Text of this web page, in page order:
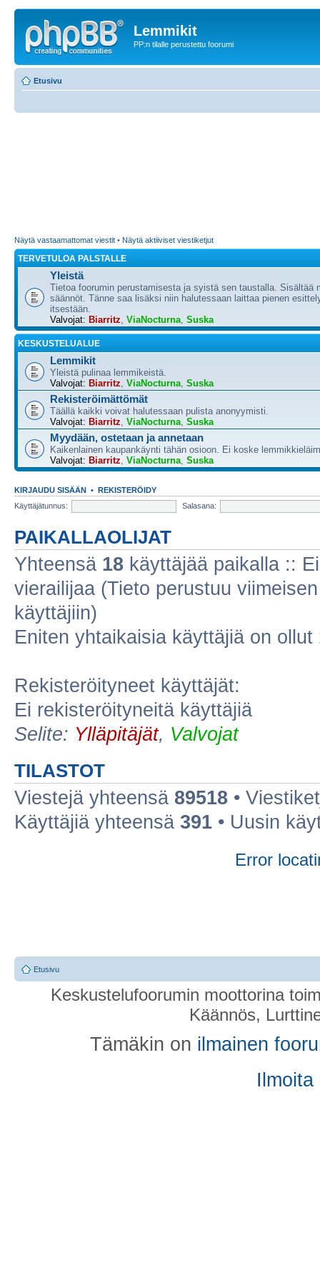
Lemmikit
PP:n tilalle perustettu foorumi
Etusivu
Näytä vastaamattomat viestit • Näytä aktiiviset viestiketjut
TERVETULOA PALSTALLE
Yleistä
Tietoa foorumin perustamisesta ja syistä sen taustalla. Sisältää
säännöt. Tänne saa lisäksi niin halutessaan laittaa pienen
itsestään.
Valvojat: Biarritz, ViaNocturna, Suska
KESKUSTELUALUE
Lemmikit
Yleistä pulinaa lemmikeistä.
Valvojat: Biarritz, ViaNocturna, Suska
Rekisteröimättömät
Täällä kaikki voivat halutessaan pulista anonyymisti.
Valvojat: Biarritz, ViaNocturna, Suska
Myydään, ostetaan ja annetaan
Kaikenlainen kaupankäynti tähän osioon. Ei koske
Valvojat: Biarritz, ViaNocturna, Suska
KIRJAUDU SISÄÄN • REKISTERÖIDY
Käyttäjätunnus:
Salasana:
PAIKALLAOLIJAT
Yhteensä 18 käyttäjää paikalla ::
vierailijaa (Tieto perustuu
käyttäjiin)
Eniten yhtaikaisia käyttäjiä on ollut
Rekisteröityneet käyttäjät:
Ei rekisteröityneitä käyttäjiä
Selite: Ylläpitäjät, Valvojat
TILASTOT
Viestejä yhteensä 89518 •
Käyttäjiä yhteensä 391 • Uusin
Error
Etusivu
Keskustelufoorumin moottorina
Käännös,
Tämäkin on ilmainen